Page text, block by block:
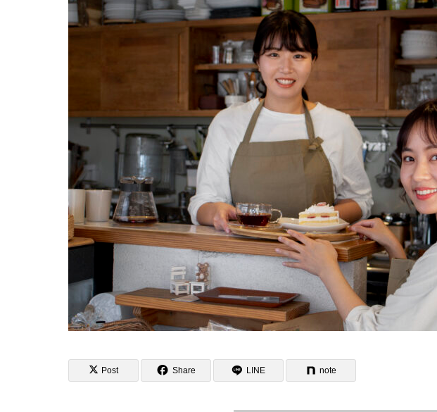
業務用品
説
問屋提案 販促・店舗運営
Post Share LINE note
初心者雑貨店バイヤーが陥る在庫過多の
罠：3つの典型的失敗事例と実践的対策